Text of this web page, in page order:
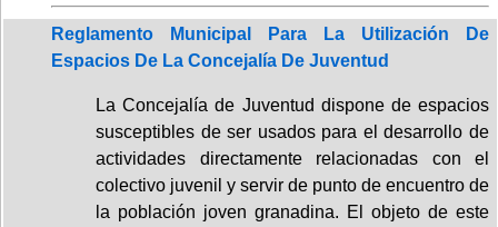
Reglamento Municipal Para La Utilización De
Espacios De La Concejalía De Juventud
La Concejalía de Juventud dispone de espacios
susceptibles de ser usados para el desarrollo de
actividades directamente relacionadas con el
colectivo juvenil y servir de punto de encuentro de
la población joven granadina. El objeto de este